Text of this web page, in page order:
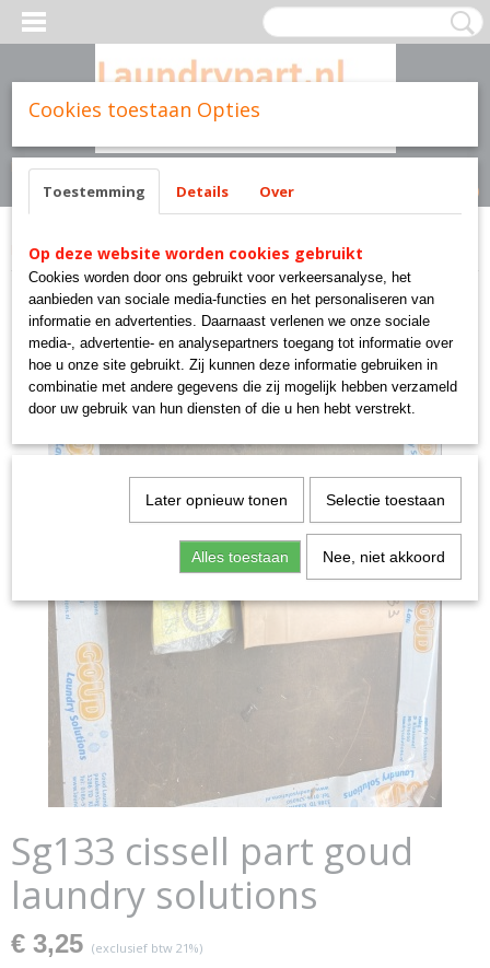
Inloggen Registreren
(0)
Home >Cissell parts>Sg133 cissell part goud laundry solutions
Sg133 cissell part goud
laundry solutions
€ 3,25 (exclusief btw 21%)
Cookies toestaan Opties
Toestemming Details Over
Op deze website worden cookies gebruikt
Cookies worden door ons gebruikt voor verkeersanalyse, het
aanbieden van sociale media-functies en het personaliseren van
informatie en advertenties. Daarnaast verlenen we onze sociale
media-, advertentie- en analysepartners toegang tot informatie over
hoe u onze site gebruikt. Zij kunnen deze informatie gebruiken in
combinatie met andere gegevens die zij mogelijk hebben verzameld
door uw gebruik van hun diensten of die u hen hebt verstrekt.
Later opnieuw tonen Selectie toestaan
Alles toestaan Nee, niet akkoord